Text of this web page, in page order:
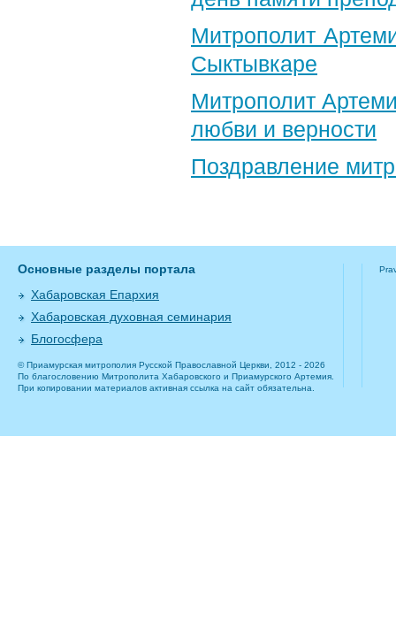
Митрополит
Сыктывкаре
Митрополит
любви и верности
Поздравление​
Основные разделы портала
Хабаровская Епархия
Хабаровская духовная семинария
Блогосфера
© Приамурская митрополия Русской Православной Церкви, 2012 - 2026
По благословению Митрополита Хабаровского и Приамурского Артемия.
При копировании материалов активная ссылка на сайт обязательна.